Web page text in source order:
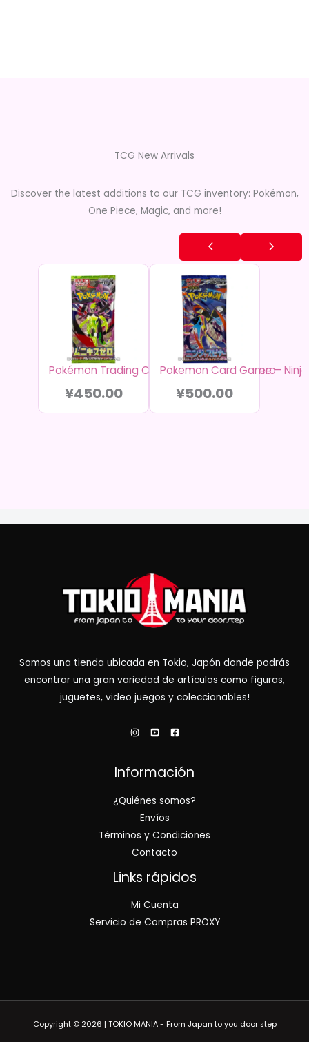
TCG New Arrivals
Discover the latest additions to our TCG inventory: Pokémon,
One Piece, Magic, and more!
Pokémon Trading Card Game – Munikis Zero
¥450.00
Pokemon Card Game –
¥500.00
Somos una tienda ubicada en Tokio, Japón donde podrás
encontrar una gran variedad de artículos como figuras,
juguetes, video juegos y coleccionables!
Información
¿Quiénes somos?
Envíos
Términos y Condiciones
Contacto
Links rápidos
Mi Cuenta
Servicio de Compras PROXY
Copyright © 2026 | TOKIO MANIA - From Japan to you door step